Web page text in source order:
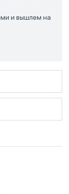
и вышлем на